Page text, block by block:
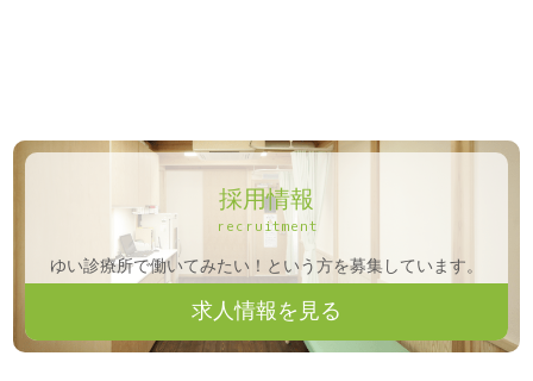
採用情報
recruitment
ゆい診療所で働いてみたい！という方を募集しています。
求人情報を見る